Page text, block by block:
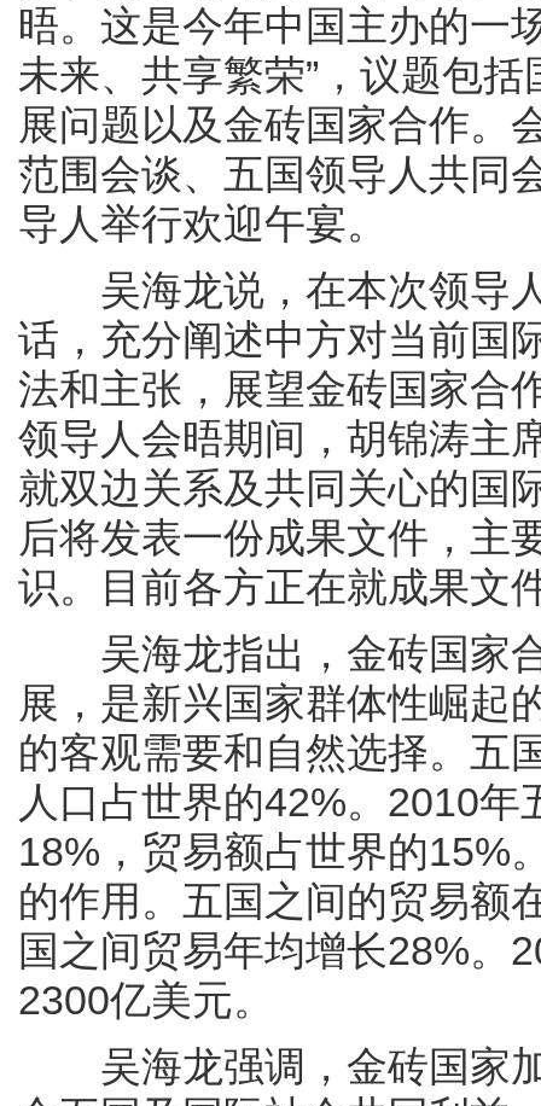
晤。这是今年中国主办的一
未来、共享繁荣”，议题包
展问题以及金砖国家合作。
范围会谈、五国领导人共同
导人举行欢迎午宴。
吴海龙说，在本次领导人
话，充分阐述中方对当前国
法和主张，展望金砖国家合
领导人会晤期间，胡锦涛主
就双边关系及共同关心的国
后将发表一份成果文件，主
识。目前各方正在就成果文
吴海龙指出，金砖国家合
展，是新兴国家群体性崛起
的客观需要和自然选择。五
人口占世界的42%。2010
18%，贸易额占世界的15%
的作用。五国之间的贸易额
国之间贸易年均增长28%。
2300亿美元。
吴海龙强调，金砖国家加